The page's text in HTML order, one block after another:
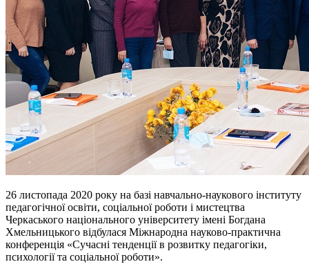
26 листопада 2020 року на базі навчально-наукового інституту
педагогічної освіти, соціальної роботи і мистецтва
Черкаського національного університету імені Богдана
Хмельницького відбулася Міжнародна науково-практична
конференція «Сучасні тенденції в розвитку педагогіки,
психології та соціальної роботи».